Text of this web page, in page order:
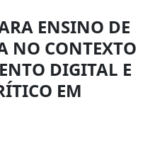
ENSINO DE
NO CONTEXTO
DIGITAL E
EM